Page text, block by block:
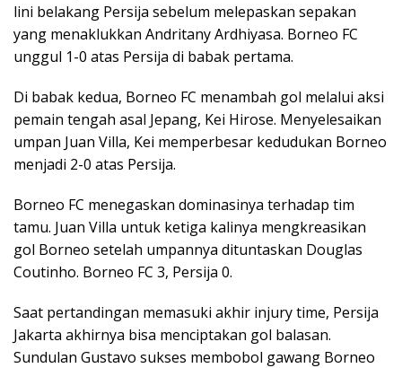
lini belakang Persija sebelum melepaskan sepakan
yang menaklukkan Andritany Ardhiyasa. Borneo FC
unggul 1-0 atas Persija di babak pertama.
Di babak kedua, Borneo FC menambah gol melalui aksi
pemain tengah asal Jepang, Kei Hirose. Menyelesaikan
umpan Juan Villa, Kei memperbesar kedudukan Borneo
menjadi 2-0 atas Persija.
Borneo FC menegaskan dominasinya terhadap tim
tamu. Juan Villa untuk ketiga kalinya mengkreasikan
gol Borneo setelah umpannya dituntaskan Douglas
Coutinho. Borneo FC 3, Persija 0.
Saat pertandingan memasuki akhir injury time, Persija
Jakarta akhirnya bisa menciptakan gol balasan.
Sundulan Gustavo sukses membobol gawang Borneo